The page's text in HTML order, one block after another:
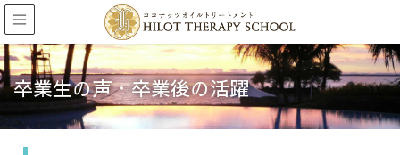
卒業生の声・卒業後の活躍